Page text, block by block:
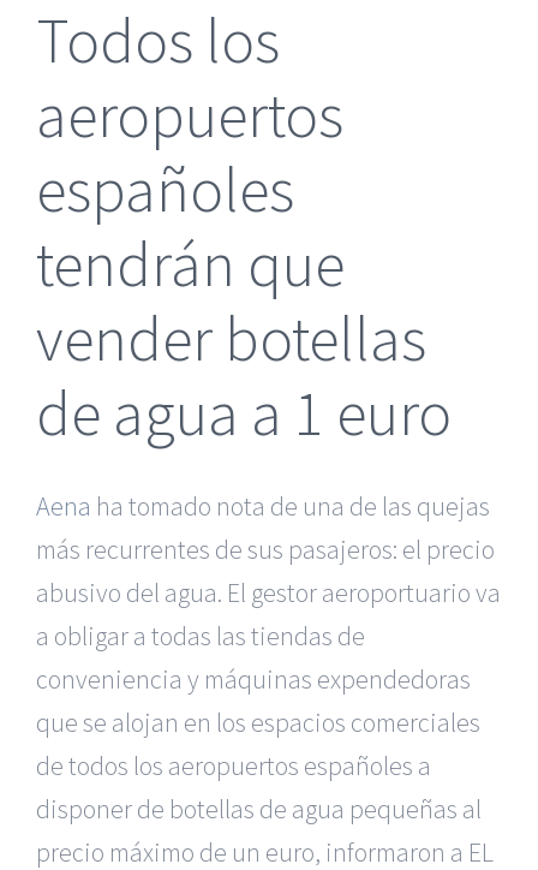
Todos los
aeropuertos
españoles
tendrán que
vender botellas
de agua a 1 euro
Aena ha tomado nota de una de las quejas
más recurrentes de sus pasajeros: el precio
abusivo del agua. El gestor aeroportuario va
a obligar a todas las tiendas de
conveniencia y máquinas expendedoras
que se alojan en los espacios comerciales
de todos los aeropuertos españoles a
disponer de botellas de agua pequeñas al
precio máximo de un euro, informaron a EL